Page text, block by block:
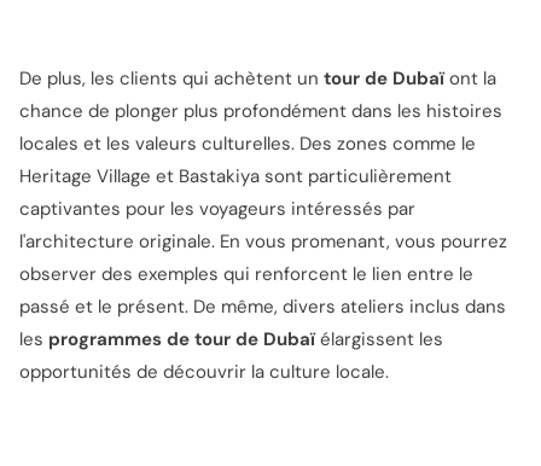
De plus, les clients qui achètent un tour de Dubaïont la
chance de plonger plus profondément dans les histoires
locales et les valeurs culturelles. Des zones comme le
Heritage Village et Bastakiya sont particulièrement
captivantes pour les voyageurs intéressés par
l'architecture originale. En vous promenant, vous pourrez
observer des exemples qui renforcent le lien entre le
passé et le présent. De même, divers ateliers inclus dans
les programmes de tour de Dubaïélargissent les
opportunités de découvrir la culture locale.